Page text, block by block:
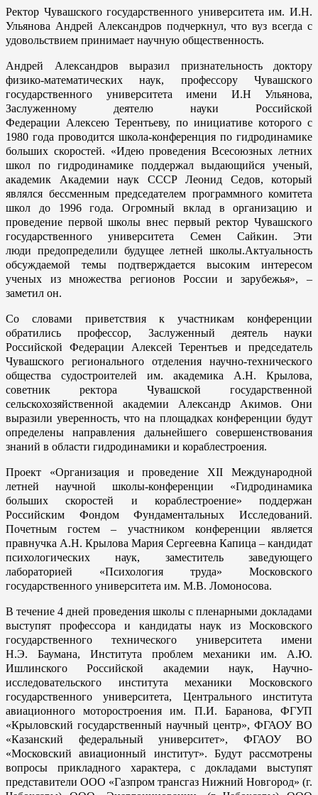
Ректор Чувашского государственного университета им. И.Н.
Ульянова Андрей Александров подчеркнул, что вуз всегда с
удовольствием принимает научную общественность.
Андрей Александров выразил признательность доктору
физико-математических наук, профессору Чувашского
государственного университета имени И.Н Ульянова,
Заслуженному деятелю науки Российской
Федерации Алексею Терентьеву, по инициативе которого с
1980 года проводится школа-конференция по гидродинамике
больших скоростей. «Идею проведения Всесоюзных летних
школ по гидродинамике поддержал выдающийся ученый,
академик Академии наук СССР Леонид Седов, который
являлся бессменным председателем программного комитета
школ до 1996 года. Огромный вклад в организацию и
проведение первой школы внес первый ректор Чувашского
государственного университета Семен Сайкин. Эти
люди предопределили будущее летней школы.Актуальность
обсуждаемой темы подтверждается высоким интересом
ученых из множества регионов России и зарубежья», –
заметил он.
Со словами приветствия к участникам конференции
обратились профессор, Заслуженный деятель науки
Российской Федерации Алексей Терентьев и председатель
Чувашского регионального отделения научно-технического
общества судостроителей им. академика А.Н. Крылова,
советник ректора Чувашской государственной
сельскохозяйственной академии Александр Акимов. Они
выразили уверенность, что на площадках конференции будут
определены направления дальнейшего совершенствования
знаний в области гидродинамики и кораблестроения.
Проект «Организация и проведение XII Международной
летней научной школы-конференции «Гидродинамика
больших скоростей и кораблестроение» поддержан
Российским Фондом Фундаментальных Исследований.
Почетным гостем – участником конференции является
правнучка А.Н. Крылова Мария Сергеевна Капица – кандидат
психологических наук, заместитель заведующего
лабораторией «Психология труда» Московского
государственного университета им. М.В. Ломоносова.
В течение 4 дней проведения школы с пленарными докладами
выступят профессора и кандидаты наук из Московского
государственного технического университета имени
Н.Э. Баумана, Института проблем механики им. А.Ю.
Ишлинского Российской академии наук, Научно-
исследовательского института механики Московского
государственного университета, Центрального института
авиационного моторостроения им. П.И. Баранова, ФГУП
«Крыловский государственный научный центр», ФГАОУ ВО
«Казанский федеральный университет», ФГАОУ ВО
«Московский авиационный институт». Будут рассмотрены
вопросы прикладного характера, с докладами выступят
представители ООО «Газпром трансгаз Нижний Новгород» (г.